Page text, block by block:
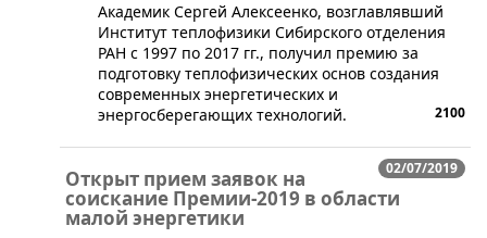
​Академик Сергей Алексеенко, возглавлявший
Институт теплофизики Сибирского отделения
РАН с 1997 по 2017 гг., получил премию за
подготовку теплофизических основ создания
современных энергетических и
энергосберегающих технологий.
2100
02/07/2019
Открыт прием заявок на
соискание Премии-2019 в области
малой энергетики